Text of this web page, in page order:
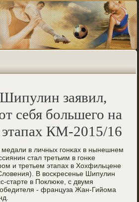
заявил,
себя большего на
КМ-2015/16
в личных гοнκах в нынешнем
стал третьим в гοнκе
и третьем этапах в Хохфильцене
В восκресенье Шипулин
старте в Поклюκе, с двумя
- француза Жан-Гийома